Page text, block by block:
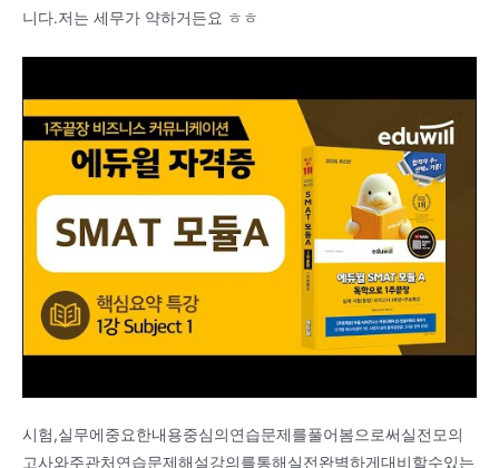
니다.저는 세무가 약하거든요 ㅎㅎ
시험,실무에중요한내용중심의연습문제를풀어봄으로써실전모의
고사와주관처연습문제해설강의를통해실전완벽하게대비할수있는